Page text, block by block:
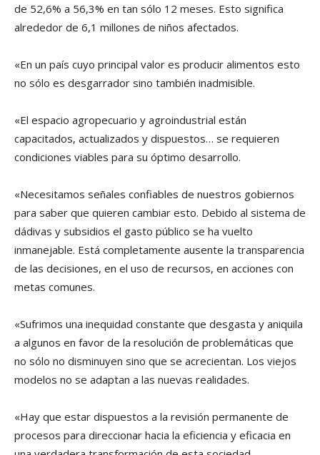
de 52,6% a 56,3% en tan sólo 12 meses. Esto significa
alrededor de 6,1 millones de niños afectados.
«En un país cuyo principal valor es producir alimentos esto
no sólo es desgarrador sino también inadmisible.
«El espacio agropecuario y agroindustrial están
capacitados, actualizados y dispuestos… se requieren
condiciones viables para su óptimo desarrollo.
«Necesitamos señales confiables de nuestros gobiernos
para saber que quieren cambiar esto. Debido al sistema de
dádivas y subsidios el gasto público se ha vuelto
inmanejable. Está completamente ausente la transparencia
de las decisiones, en el uso de recursos, en acciones con
metas comunes.
«Sufrimos una inequidad constante que desgasta y aniquila
a algunos en favor de la resolución de problemáticas que
no sólo no disminuyen sino que se acrecientan. Los viejos
modelos no se adaptan a las nuevas realidades.
«Hay que estar dispuestos a la revisión permanente de
procesos para direccionar hacia la eficiencia y eficacia en